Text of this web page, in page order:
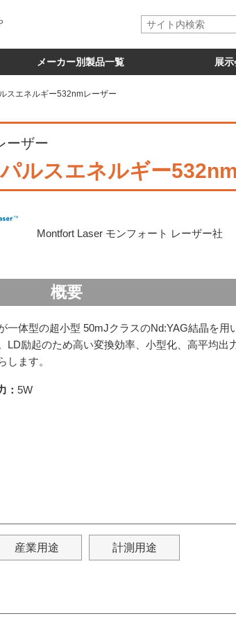
メーカー別製品一覧 展
スエネルギー532nmレーザー
ーザー
ルスエネルギー
Montfort Laser モンフォート レーザー社
概要
一体型の超小型 50mJクラスのNd:YAG結晶を用
LD励起のため高い変換効率、小型化、高平均出
します。
5W
産業用途 計測用途